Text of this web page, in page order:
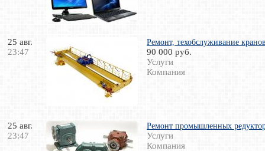
25 авг.
23:47
Ремонт, техобслуживание
90 000 руб.
Услуги
Компания
25 авг.
23:47
Ремонт промышленных
Услуги
Компания